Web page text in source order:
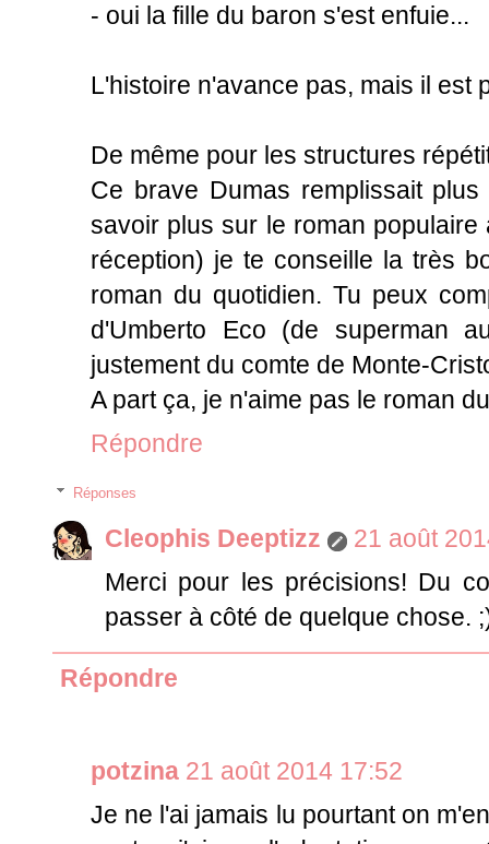
- oui la fille du baron s'est enfuie...
L'histoire n'avance pas, mais il est
De même pour les structures
Ce brave Dumas remplissait
savoir plus sur le roman
réception) je te conseille la très
roman du quotidien. Tu peux
d'Umberto Eco (de superman
justement du comte de Monte-
A part ça, je n'aime pas le roman
Répondre
Réponses
Cleophis Deeptizz
21 août
Merci pour les précisions! Du
passer à côté de quelque chose.
Répondre
potzina 21 août 2014 17:52
Je ne l'ai jamais lu pourtant on